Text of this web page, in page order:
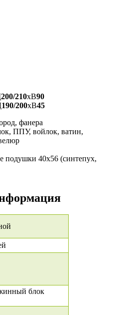
200/210xВ90
190/200xВ45
фанера
ППУ, войлок, ватин,
подушки 40x56 (синтепух,
блок